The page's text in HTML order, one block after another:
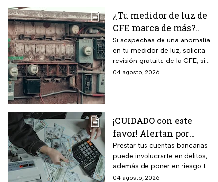
¿Tu medidor de luz de
CFE marca de más?
Así puedes saber si
presenta una falla
Si sospechas de una anomalía
en tu medidor de luz, solicita
revisión gratuita de la CFE, si
hay falla es totalmente
04 agosto, 2026
¡CUIDADO con este
favor! Alertan por
préstamo de cuentas
bancarias: razón por la
que debes decir que
Prestar tus cuentas bancarias
puede involucrarte en delitos,
además de poner en riesgo tu
patrimonio y situación legal;
04 agosto, 2026